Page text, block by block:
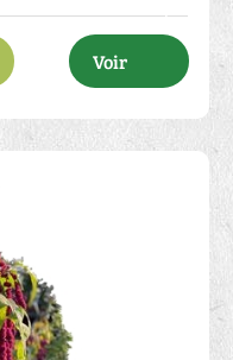
Voir